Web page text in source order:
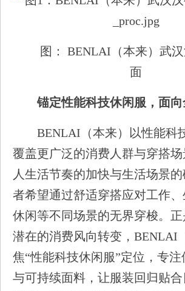
图： BENLAI（本来）武
面
锚定性能科技休闲服，面
BENLAI（本来）以性能科
覆盖更广泛的消费人群与穿搭
人生活节奏的加快与生活场景
者希望通过舒适穿搭应对工作、
休闲等不同场景的无界穿梭。
潜在的消费风向转变，BENLAI
焦“性能科技休闲服”定位，专
与可持续面料，让服装回归贴